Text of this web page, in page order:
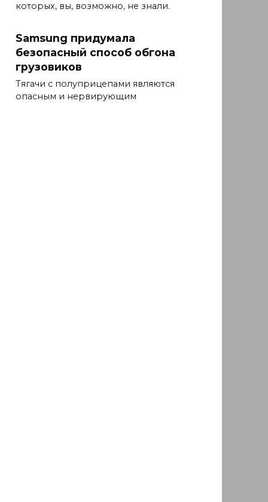
которых, вы, возможно, не знали.
Samsung придумала
безопасный способ обгона
грузовиков
Тягачи с полуприцепами являются
опасным и нервирующим